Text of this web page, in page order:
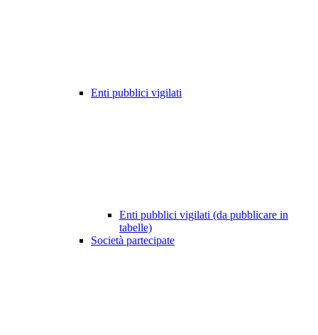
Enti pubblici vigilati
Enti pubblici vigilati (da pubblicare in
tabelle)
Società partecipate